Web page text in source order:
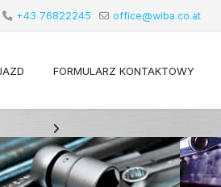
+43 76822245 office@wiba.co.at
FORMULARZ KONTAKTOWY